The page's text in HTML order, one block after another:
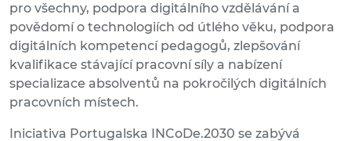
pro všechny, podpora digitálního vzdělávání a
povědomí o technologiích od útlého věku, podpora
digitálních kompetencí pedagogů, zlepšování
kvalifikace stávající pracovní síly a nabízení
specializace absolventů na pokročilých digitálních
pracovních místech.
Iniciativa Portugalska INCoDe.2030 se zabývá